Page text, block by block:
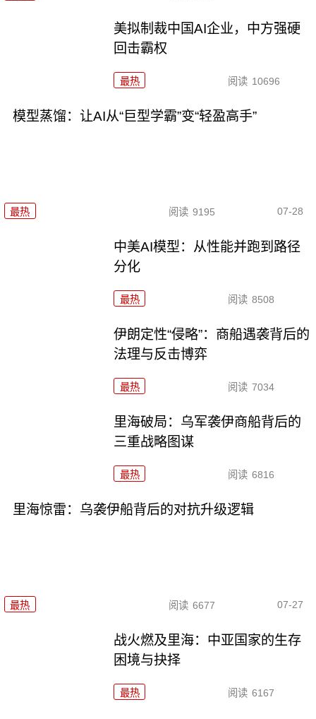
美拟制裁中国AI企业，中方强硬
回击霸权
最热 阅读 10696
模型蒸馏：让AI从“巨型学霸”变“轻盈高手”
最热 阅读 9195 07-28
中美AI模型：从性能并跑到路径
分化
最热 阅读 8508
伊朗定性“侵略”：商船遇袭背后的
法理与反击博弈
最热 阅读 7034
里海破局：乌军袭伊商船背后的
三重战略图谋
最热 阅读 6816
里海惊雷：乌袭伊船背后的对抗升级逻辑
最热 阅读 6677 07-27
战火燃及里海：中亚国家的生存
困境与抉择
最热 阅读 6167